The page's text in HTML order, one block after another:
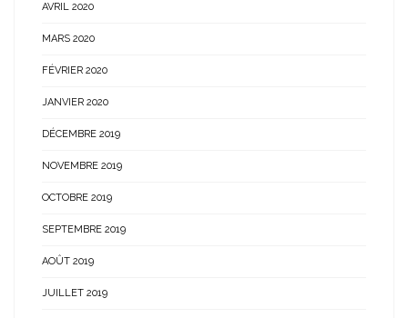
AVRIL 2020
MARS 2020
FÉVRIER 2020
JANVIER 2020
DÉCEMBRE 2019
NOVEMBRE 2019
OCTOBRE 2019
SEPTEMBRE 2019
AOÛT 2019
JUILLET 2019